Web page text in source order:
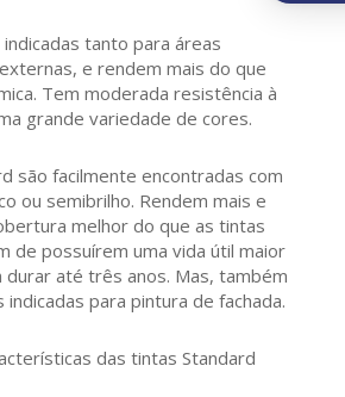
tanto para áreas
e rendem mais do que
Tem moderada resistência à
grande variedade de cores.
são facilmente encontradas com
ou semibrilho. Rendem mais e
melhor do que as tintas
de possuírem uma vida útil maior
até três anos. Mas, também
indicadas para pintura de fachada.
das tintas Standard